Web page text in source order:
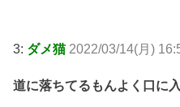
3: ダメ猫 2022/03/14(月)
道に落ちてるもんよく口に